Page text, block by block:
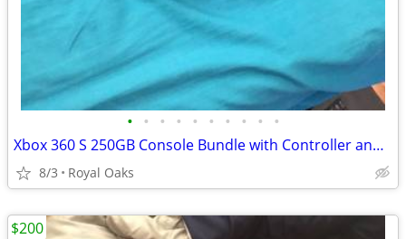
• • • • • • • • • •
Xbox 360 S 250GB Console Bundle with Controller and Cables
8/3 Royal Oaks
$200